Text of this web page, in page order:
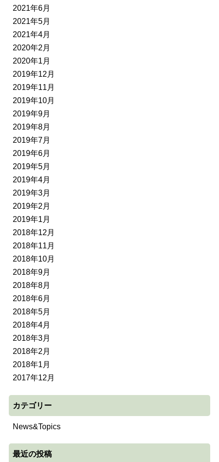
2021年6月
2021年5月
2021年4月
2020年2月
2020年1月
2019年12月
2019年11月
2019年10月
2019年9月
2019年8月
2019年7月
2019年6月
2019年5月
2019年4月
2019年3月
2019年2月
2019年1月
2018年12月
2018年11月
2018年10月
2018年9月
2018年8月
2018年6月
2018年5月
2018年4月
2018年3月
2018年2月
2018年1月
2017年12月
カテゴリー
News&Topics
最近の投稿